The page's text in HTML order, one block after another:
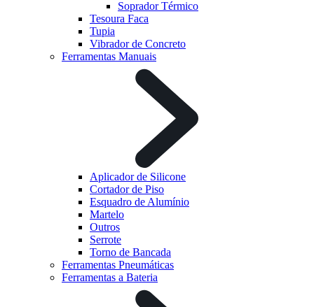
Soprador Térmico
Tesoura Faca
Tupia
Vibrador de Concreto
Ferramentas Manuais
Aplicador de Silicone
Cortador de Piso
Esquadro de Alumínio
Martelo
Outros
Serrote
Torno de Bancada
Ferramentas Pneumáticas
Ferramentas a Bateria